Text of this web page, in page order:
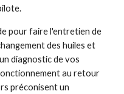
pour faire l'entretien de
des huiles et
diagnostic de vos
au retour
préconisent un